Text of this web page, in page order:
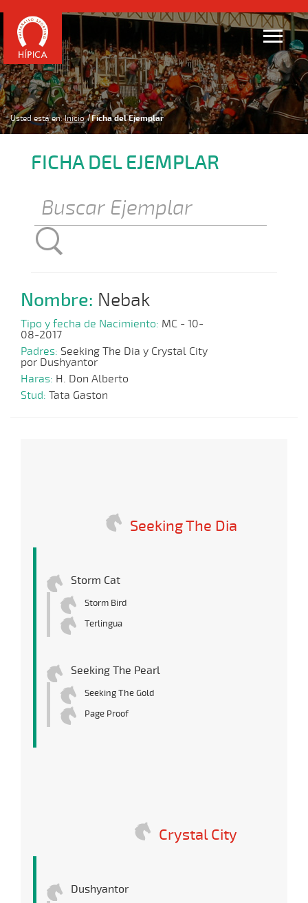
Usted está en: Inicio Ficha del Ejemplar
FICHA DEL EJEMPLAR
Nombre: Nebak
Tipo y fecha de Nacimiento: MC - 10-
08-2017
Padres: Seeking The Dia y Crystal City
por Dushyantor
Haras: H. Don Alberto
Stud: Tata Gaston
Seeking The Dia
Storm Cat
Storm Bird
Terlingua
Seeking The Pearl
Seeking The Gold
Page Proof
Crystal City
Dushyantor